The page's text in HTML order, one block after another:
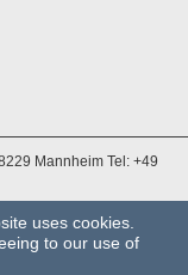
Mannheim Tel: +49
| 一般交易条件
uses cookies.
to our use of